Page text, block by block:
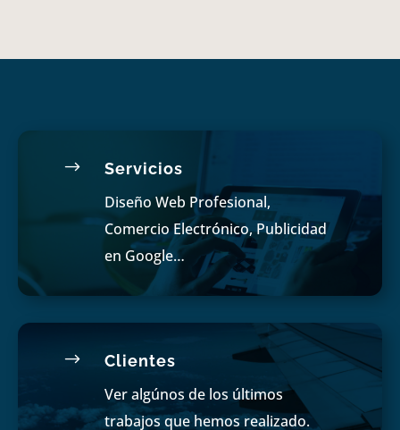
$ Servicios
Diseño Web Profesional,
Comercio Electrónico, Publicidad
en Google…
$ Clientes
Ver algúnos de los últimos
trabajos que hemos realizado.